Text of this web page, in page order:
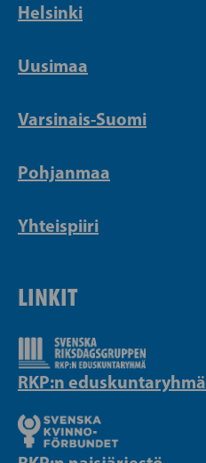
Helsinki
Uusimaa
Varsinais-Suomi
Pohjanmaa
Yhteispiiri
LINKIT
RKP:n eduskuntaryhmä